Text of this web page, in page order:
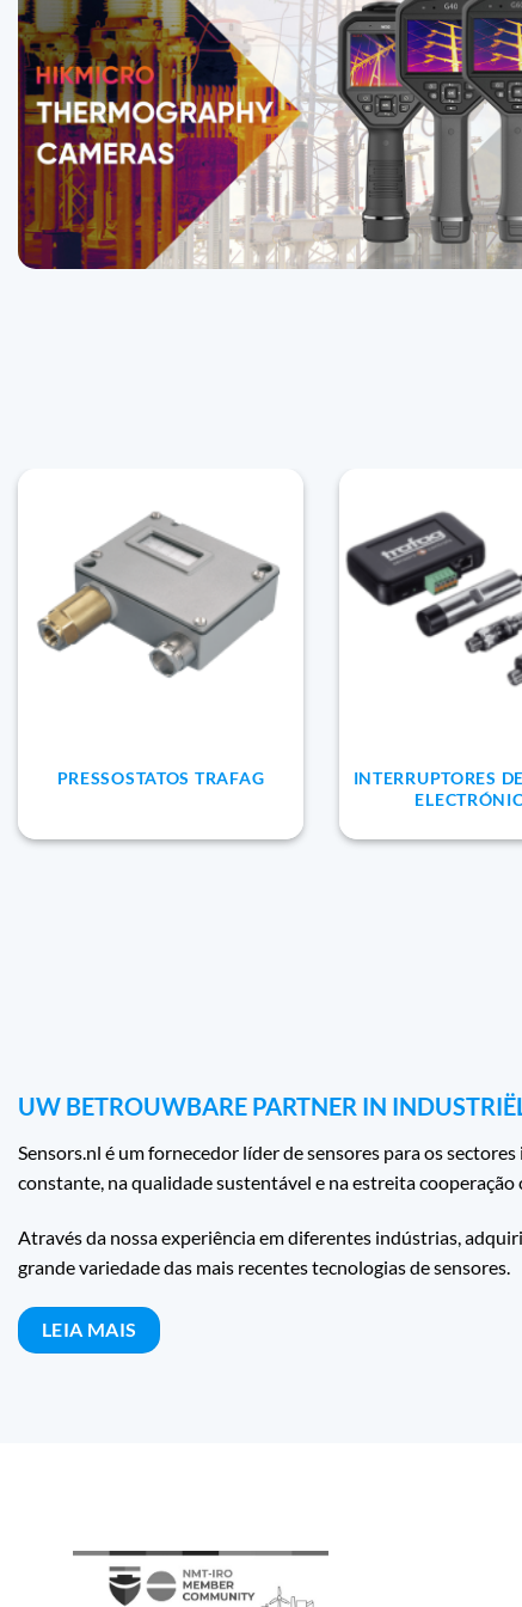
PRESSOSTATOS TRAFAG
INTERRUPTORES
UW BETROUWBARE PARTNER IN
Sensors.nl é um fornecedor líder de sensores para os
constante, na qualidade sustentável e na estreita cooperação
Através da nossa experiência em diferentes indústrias,
grande variedade das mais recentes tecnologias de sensores.
LEIA MAIS